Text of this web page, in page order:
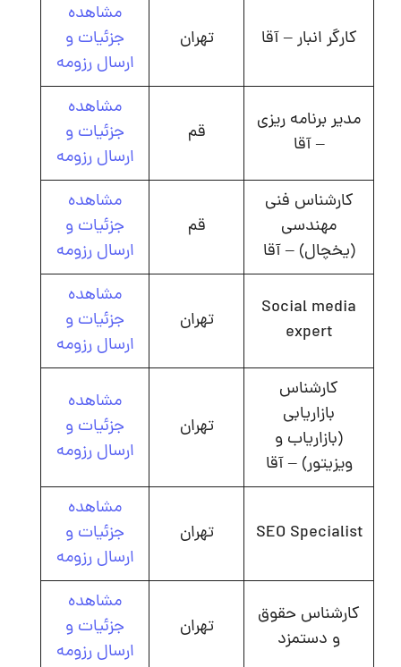
کارگر انبار – آقا تهران
مشاهده
جزئیات و
ارسال رزومه
مدیر برنامه ریزی
– آقا
قم
مشاهده
جزئیات و
ارسال رزومه
کارشناس فنی
مهندسی
(یخچال) – آقا
قم
مشاهده
جزئیات و
ارسال رزومه
Social media
expert
تهران
مشاهده
جزئیات و
ارسال رزومه
کارشناس
بازاریابی
(بازاریاب و
ویزیتور) – آقا
تهران
مشاهده
جزئیات و
ارسال رزومه
SEO Specialist تهران
مشاهده
جزئیات و
ارسال رزومه
کارشناس حقوق
و دستمزد
تهران
مشاهده
جزئیات و
ارسال رزومه